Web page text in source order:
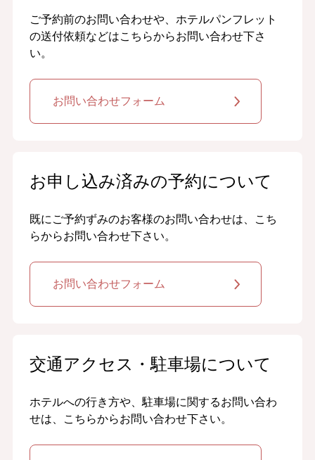
ご予約前のお問い合わせや、ホテルパンフレット
の送付依頼などはこちらからお問い合わせ下さ
い。
お問い合わせフォーム
お申し込み済みの予約について
既にご予約ずみのお客様のお問い合わせは、こち
らからお問い合わせ下さい。
お問い合わせフォーム
交通アクセス・駐車場について
ホテルへの行き方や、駐車場に関するお問い合わ
せは、こちらからお問い合わせ下さい。